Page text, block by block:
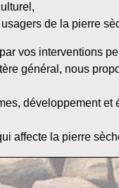
de la pierre
vos interventions
général, nous
développement
affecte la pierre